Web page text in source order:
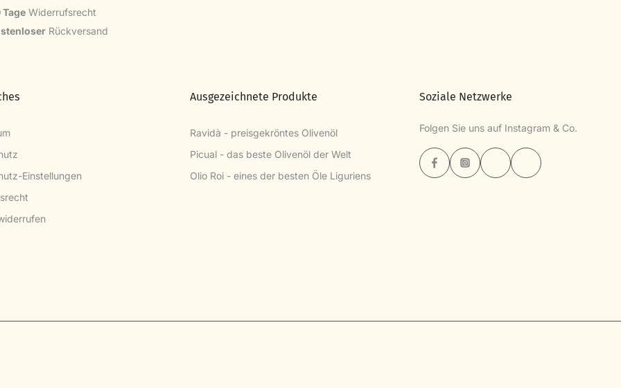
Tage Widerrufsrecht
Rückversand
Einstellungen
Ausgezeichnete Produkte
Ravidà - preisgekröntes Olivenöl
Picual - das beste Olivenöl der Welt
Olio Roi - eines der besten Öle Liguriens
Soziale Netzwerke
Folgen Sie uns auf Instagram & Co.